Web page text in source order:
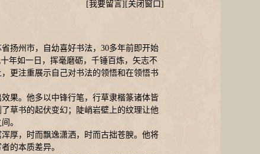
[我要留言][关闭窗口]
扬州市，自幼喜好书法，30多年前即开始
年如一日，挥毫磨砺，千锤百炼，矢志不
更注重展示自己对书法的领悟和在领悟书
果。他多以中锋行笔，行草隶楷篆诸体皆
草书的起伏变幻；陡峭岩壁上的纹理让他
。
厚，时而飘逸潇洒，时而古拙苍腴。他将
的本质差异。